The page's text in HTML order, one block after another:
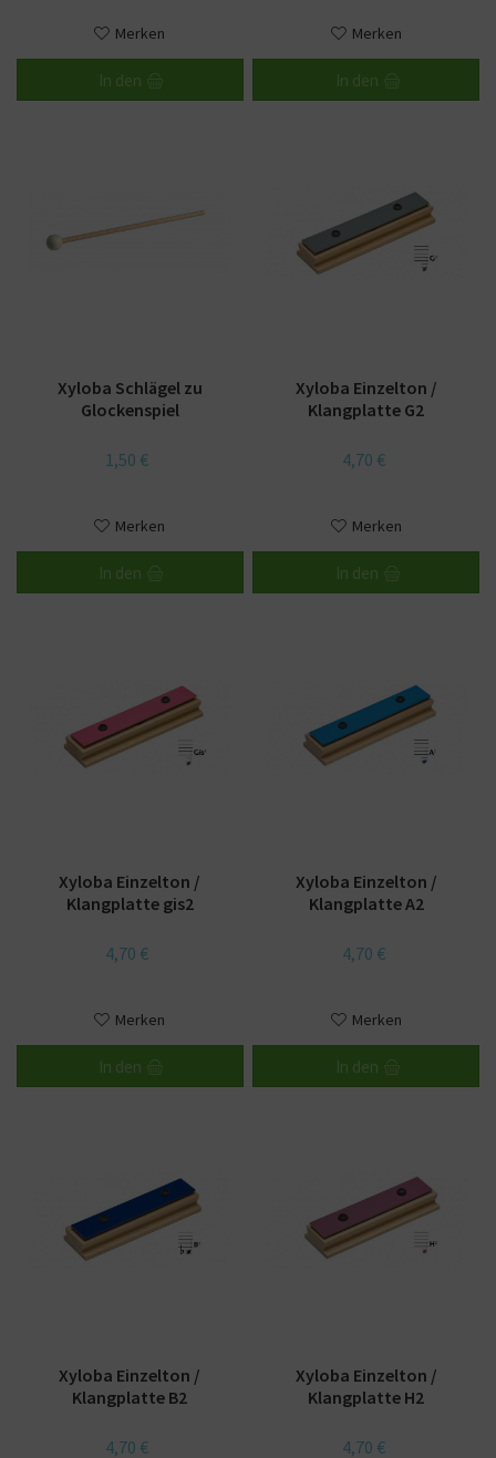
Merken
In den
Merken
In den
Xyloba Schlägel zu
Glockenspiel
1,50 €
Merken
In den
Xyloba Einzelton /
Klangplatte G2
4,70 €
Merken
In den
Xyloba Einzelton /
Klangplatte gis2
4,70 €
Merken
In den
Xyloba Einzelton /
Klangplatte A2
4,70 €
Merken
In den
Xyloba Einzelton /
Klangplatte B2
4,70 €
Xyloba Einzelton /
Klangplatte H2
4,70 €